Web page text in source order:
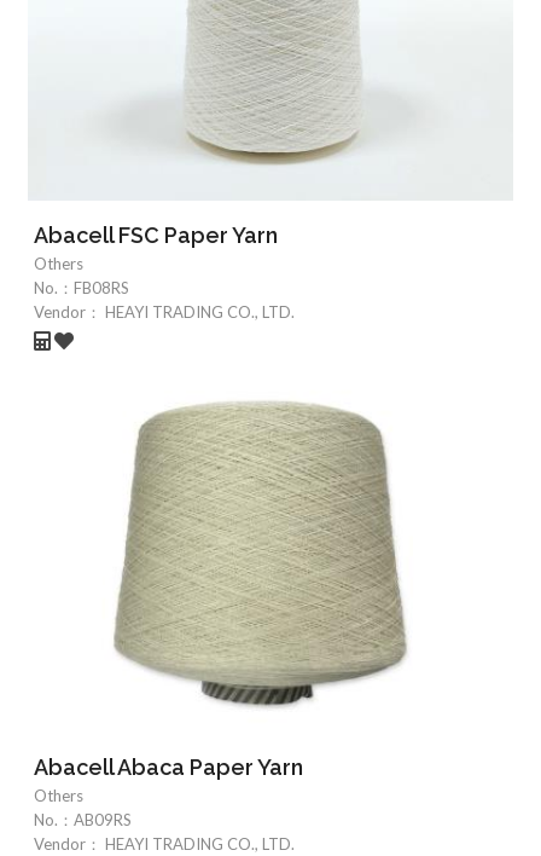
Abacell FSC Paper Yarn
Others
No.： FB08RS
Vendor：
HEAYI TRADING CO., LTD.
Abacell Abaca Paper Yarn
Others
No.： AB09RS
Vendor：
HEAYI TRADING CO., LTD.